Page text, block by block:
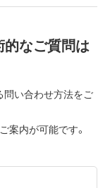
なご質問は
い合わせ方法をご
案内が可能です。